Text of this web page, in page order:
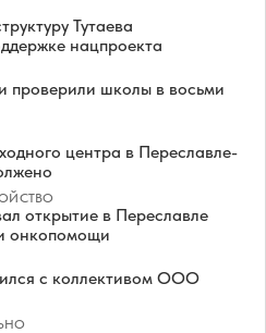
Тутаева
нацпроекта
проверили школы в восьми
центра в Переславле-
открытие в Переславле
онкопомощи
с коллективом ООО